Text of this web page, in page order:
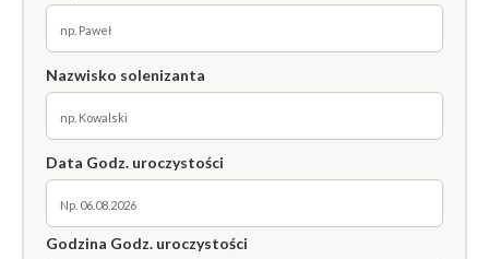
Nazwisko solenizanta
Data Godz. uroczystości
Godzina Godz. uroczystości